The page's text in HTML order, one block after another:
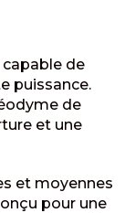
capable de
puissance.
de
et une
et moyennes
pour une